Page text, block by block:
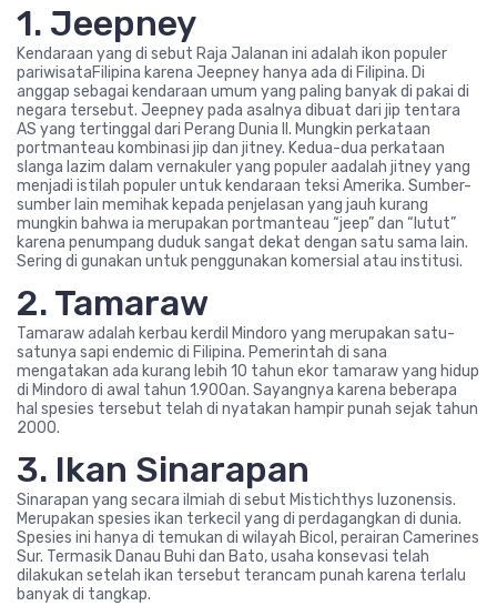
1. Jeepney
Kendaraan yang di sebut Raja Jalanan ini adalah ikon populer
pariwisataFilipina karena Jeepney hanya ada di Filipina. Di
anggap sebagai kendaraan umum yang paling banyak di pakai di
negara tersebut. Jeepney pada asalnya dibuat dari jip tentara
AS yang tertinggal dari Perang Dunia II. Mungkin perkataan
portmanteau kombinasi jip dan jitney. Kedua-dua perkataan
slanga lazim dalam vernakuler yang populer aadalah jitney yang
menjadi istilah populer untuk kendaraan teksi Amerika. Sumber-
sumber lain memihak kepada penjelasan yang jauh kurang
mungkin bahwa ia merupakan portmanteau “jeep” dan “lutut”
karena penumpang duduk sangat dekat dengan satu sama lain.
Sering di gunakan untuk penggunakan komersial atau institusi.
2. Tamaraw
Tamaraw adalah kerbau kerdil Mindoro yang merupakan satu-
satunya sapi endemic di Filipina. Pemerintah di sana
mengatakan ada kurang lebih 10 tahun ekor tamaraw yang hidup
di Mindoro di awal tahun 1.900an. Sayangnya karena beberapa
hal spesies tersebut telah di nyatakan hampir punah sejak tahun
2000.
3. Ikan Sinarapan
Sinarapan yang secara ilmiah di sebut Mistichthys luzonensis.
Merupakan spesies ikan terkecil yang di perdagangkan di dunia.
Spesies ini hanya di temukan di wilayah Bicol, perairan Camerines
Sur. Termasik Danau Buhi dan Bato, usaha konsevasi telah
dilakukan setelah ikan tersebut terancam punah karena terlalu
banyak di tangkap.